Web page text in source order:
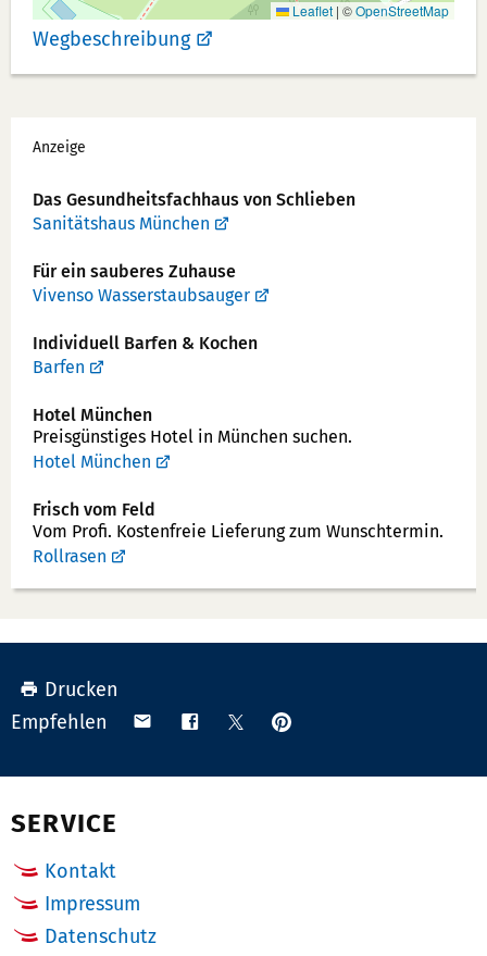
Leaflet | ©OpenStreetMap
Wegbeschreibung
Werbung
Anzeige
Das Gesundheits­fachhaus von Schlieben
Sanitätshaus München
Für ein sauberes Zuhause
Vivenso Wasserstaubsauger
Individuell Barfen & Kochen
Barfen
Hotel München
Preisgünstiges Hotel in München suchen.
Hotel München
Frisch vom Feld
Vom Profi. Kostenfreie Lieferung zum Wunschtermin.
Rollrasen
Drucken
Empfehlen
Teilen Teilen TeilenAnpinnen
SERVICE
Kontakt
Impressum
Datenschutz